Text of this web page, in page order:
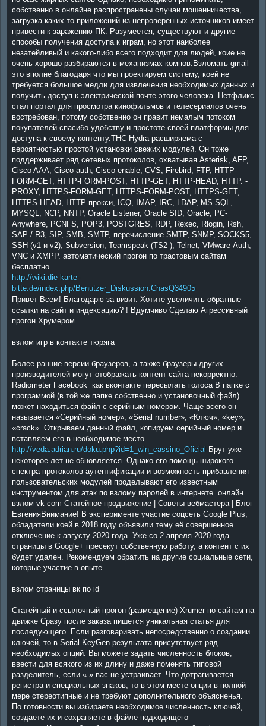
собственно в онлайне распространены случаи мошенничества,
загрузка каких-то приложений из непроверенных источников имеет
привести к заражению ПК. Разумеется, существуют и другие
способы получения доступа к играм, но этот наиболее
незатейливый и какого-либо всего подходит для людей, коие не
очень хорошо разбираются в механизмах компов.Взломать gmail
это вполне благодаря что мы проектируем систему, коей не
требуется большое медли для извлечения необходимых данных и
получить доступ к электрической почте этого человека. Нетфликс
стал портал для просмотра кинофильмов и телесериалов очень
востребован, потому собственно он правит немалым потоком
покупателей спасибо удобству и простоте своей платформы для
доступа к своему контенту.THC Hydra расширяема с
вероятностью простой установки свежих модулей. Он тоже
поддерживает ряд сетевых протоколов, охватывая Asterisk, AFP,
Cisco AAA, Cisco auth, Cisco enable, CVS, Firebird, FTP, HTTP-
FORM-GET, HTTP-FORM-POST, HTTP-GET, HTTP-HEAD, HTTP. -
PROXY, HTTPS-FORM-GET, HTTPS-FORM-POST, HTTPS-GET,
HTTPS-HEAD, HTTP-прокси, ICQ, IMAP, IRC, LDAP, MS-SQL,
MYSQL, NCP, NNTP, Oracle Listener, Oracle SID, Oracle, PC-
Anywhere, PCNFS, POP3, POSTGRES, RDP, Rexec, Rlogin, Rsh,
SAP / R3, SIP, SMB, SMTP, перечисление SMTP, SNMP, SOCKS5,
SSH (v1 и v2), Subversion, Teamspeak (TS2 ), Telnet, VMware-Auth,
VNC и XMPP. автоматический прогон по трастовым сайтам
бесплатно
http://wiki.die-karte-
bitte.de/index.php/Benutzer_Diskussion:ChasQ34905
Привет Всем! Благодарю за визит. Хотите увеличить обратные
ссылки на сайт и индексацию? ! Вдумчиво Сделаю Агрессивный
прогон Хрумером
взлом игр в контакте тюряга
Более ранние версии браузеров, а также браузеры других
производителей могут отображать контент сайта некорректно.
Radiometer Facebook как вконтакте пересылать голоса В папке с
программой (в той же папке собственно и установочный файл)
может находиться файл с серийным номером. Чаще всего он
называется «Серийный номер», «Serial number», «Ключ», «key»,
«crack». Открываем данный файл, копируем серийный номер и
вставляем его в необходимое место.
http://veda.adrian.ru/doku.php?id=1_win_cassino_Oficial Брут уже
некоторое лет не обновляется. Однако его помощь широкого
спектра протоколов аутентификации и возможность прибавления
пользовательских модулей проделывают его известным
инструментом для атак по взлому паролей в интернете. онлайн
взлом vk com Статейное продвижение | Советы вебмастера | Блог
ЕвгенияВнимание! В эксперименте участие соцсеть Google Plus,
обладатели коей в 2018 году объявили тему её совершенное
отключение к августу 2020 года. Уже со 2 апреля 2020 года
страницы в Google+ пресекут собственную работу, а контент с их
будет удален. Рекомендуем обратить на другие социальные сети,
которые участие в опыте.
взлом страницы вк по id
Статейный и ссылочный прогон (размещение) Xrumer по сайтам на
движке Сразу после заказа пишется уникальная статья для
последующего Если разговаривать непосредственно о создании
ключей, то в Serial KeyGen результата присутствует ряд
необходимых опций. Вы можете задать численность блоков,
ввести для всякого из их длину и даже поменять типовой
разделитель, если «-» вас не устраивает. Что дотрагивается
регистра и специальных знаков, то в этом месте опции в полной
мере стереотипные и не требуют дополнительного объясненья.
По готовности вы избираете необходимое численность ключей,
создаете их и сохраняете в файле подходящего